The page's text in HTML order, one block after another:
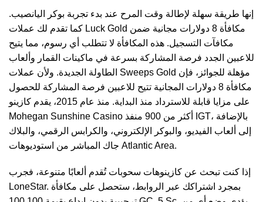
إنها طريقة سهلة لإطالة وقت المرح عند بدء تجربة بوكر اليانصيب.
كما تقدم لك عملات Luck Gold مكافأة 8 دولارات مجانية ضمن
مكافآت التسجيل. هذه المكافأة لا تتطلب أي رسوم، مما يتيح
للاعبين الجدد فرصة المشاركة بسرعة في ماكينات القمار وألعاب
الطاولة الجديدة. ولأن عملات Sweeps Gold مؤهلة للجوائز، فإن
مكافأة 8 دولارات المجانية تتيح للاعبين فرصة المشاركة للحصول
على مزايا قابلة للاسترداد منذ البداية. منذ عام 2015، يقدم كازينو
Mohegan Sunshine Casino أكثر من 900 منفذ IGT، بالإضافة
إلى ألعاب الفيديو، والبوكر الإلكتروني، والكرابس الرقمي، والبلاك
جاك المباشر من استوديوهات Atlantic Area.
إذا كنت تبحث عن كازينوهات سحوبات تُقدم ألعابًا متنوعة، فجرب
LoneStar. بمجرد اشتراكك عبر الروابط، ستحصل على مكافأة